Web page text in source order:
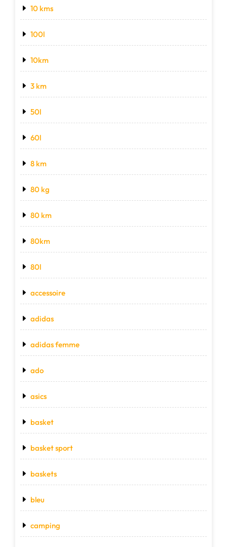
10 kms
100l
10km
3 km
50l
60l
8 km
80 kg
80 km
80km
80l
accessoire
adidas
adidas femme
ado
asics
basket
basket sport
baskets
bleu
camping